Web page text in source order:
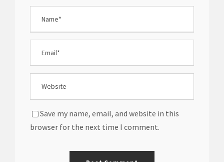
Save my name, email, and website in this
browser for the next time I comment.